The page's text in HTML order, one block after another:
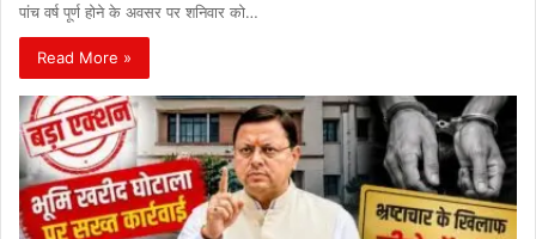
पांच वर्ष पूर्ण होने के अवसर पर शनिवार को…
Read More »